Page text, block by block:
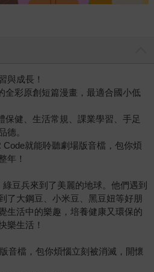
與成長！
全彩原創短篇漫畫，最適合國小低
保健、生活常規、課業學習、手足
德。
就能聆聽劇場版音檔，包你煩
年！
豆兵來到了美麗的地球。他們遇到
了大鋼豆、小米豆、黑豆妞等好朋
生活中的樂趣，培養健康又環保的
樂生活！
音檔，包你煩惱立刻被消滅，開懷